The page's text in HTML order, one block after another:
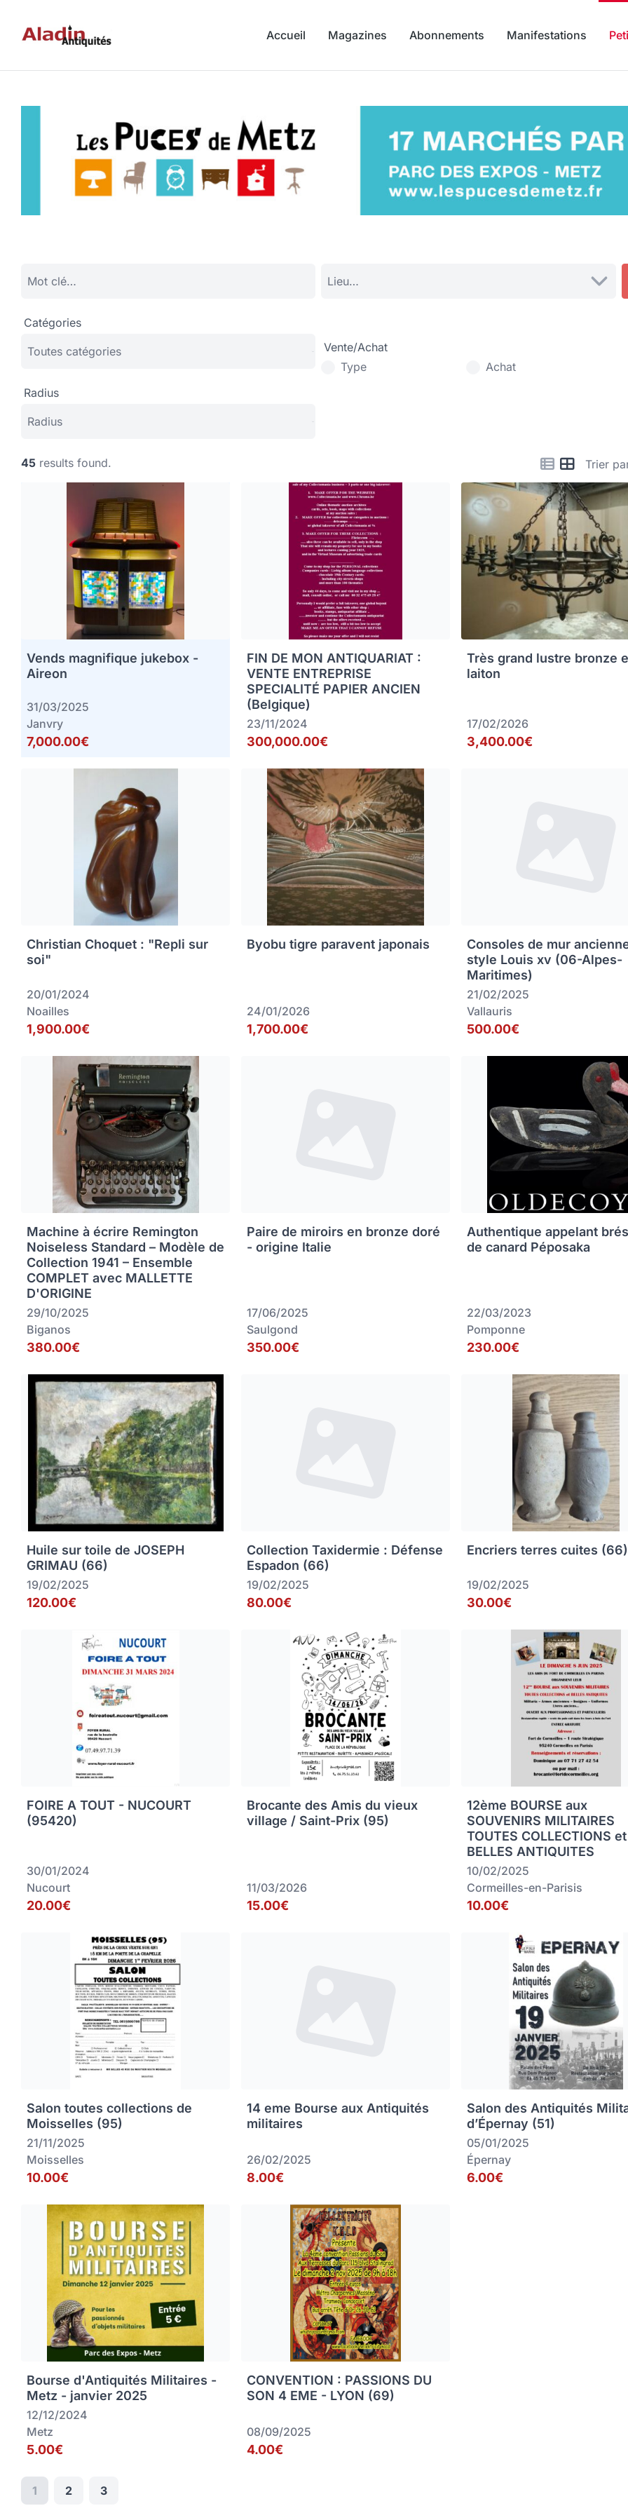
Accueil Magazines Abonnements Manifestations
Catégories
Vente/Achat
Type
Achat
Radius
Trier
45 results found.
Vends magnifique jukebox -
Aireon
31/03/2025
Janvry
7,000.00€
FIN DE MON ANTIQUARIAT :
VENTE ENTREPRISE
SPECIALITÉ PAPIER ANCIEN
(Belgique)
23/11/2024
300,000.00€
Très grand lustre bronze
laiton
17/02/2026
3,400.00€
Christian Choquet : "Repli sur
soi"
20/01/2024
Noailles
1,900.00€
Byobu tigre paravent japonais
24/01/2026
1,700.00€
Consoles de mur
style Louis xv (06-Alpes-
Maritimes)
21/02/2025
Vallauris
500.00€
Machine à écrire Remington
Noiseless Standard – Modèle de
Collection 1941 – Ensemble
COMPLET avec MALLETTE
D'ORIGINE
29/10/2025
Biganos
380.00€
Paire de miroirs en bronze doré
- origine Italie
17/06/2025
Saulgond
350.00€
Authentique appelant
de canard Péposaka
22/03/2023
Pomponne
230.00€
Huile sur toile de JOSEPH
GRIMAU (66)
19/02/2025
120.00€
Collection Taxidermie : Défense
Espadon (66)
19/02/2025
80.00€
Encriers terres cuites (66)
19/02/2025
30.00€
FOIRE A TOUT - NUCOURT
(95420)
30/01/2024
Nucourt
20.00€
Brocante des Amis du vieux
village / Saint-Prix (95)
11/03/2026
15.00€
12ème BOURSE aux
SOUVENIRS MILITAIRES
TOUTES COLLECTIONS et
BELLES ANTIQUITES
10/02/2025
Cormeilles-en-Parisis
10.00€
Salon toutes collections de
Moisselles (95)
21/11/2025
Moisselles
10.00€
14 eme Bourse aux Antiquités
militaires
26/02/2025
8.00€
Salon des Antiquités
d’Épernay (51)
05/01/2025
Épernay
6.00€
Bourse d'Antiquités Militaires -
Metz - janvier 2025
12/12/2024
Metz
5.00€
CONVENTION : PASSIONS DU
SON 4 EME - LYON (69)
08/09/2025
4.00€
1 2 3